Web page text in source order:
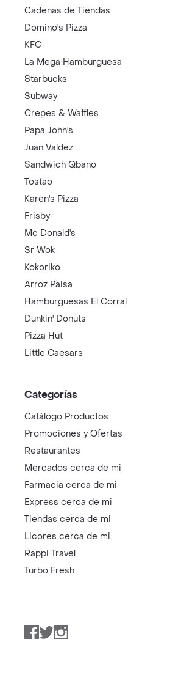
Cadenas de Tiendas
Domino's Pizza
KFC
La Mega Hamburguesa
Starbucks
Subway
Crepes & Waffles
Papa John's
Juan Valdez
Sandwich Qbano
Tostao
Karen's Pizza
Frisby
Mc Donald's
Sr Wok
Kokoriko
Arroz Paisa
Hamburguesas El Corral
Dunkin' Donuts
Pizza Hut
Little Caesars
Categorías
Catálogo Productos
Promociones y Ofertas
Restaurantes
Mercados cerca de mi
Farmacia cerca de mi
Express cerca de mi
Tiendas cerca de mi
Licores cerca de mi
Rappi Travel
Turbo Fresh
Facebook
TwitterInstagram